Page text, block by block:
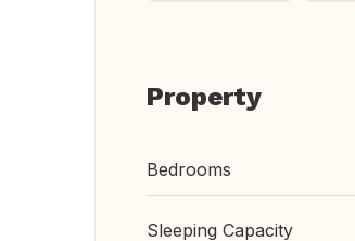
Property
Bedrooms
Sleeping Capacity